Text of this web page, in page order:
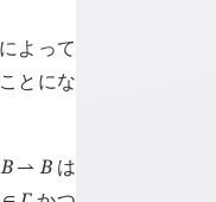
よって
とにな
B ⇀ Bは